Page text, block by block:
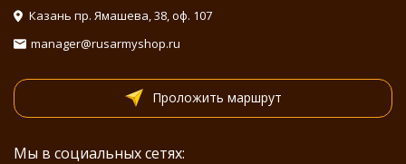
Казань пр. Ямашева, 38, оф. 107
manager@rusarmyshop.ru
Проложить маршрут
Мы в социальных сетях: